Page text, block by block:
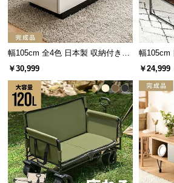
o.,
戸棚などで使われる一般的なフロ
冷却処理を加えることで強度を増
耐風圧強度 フロートガラス
万が一割れ
割ってしまった
ガラスの破片は
片で手を切る可
め、お子様がい
心です。
幅105cm 全4色 日本製 収納付きセ
ンターテーブル
￥30,999
幅105cm
ーブル
￥24,999